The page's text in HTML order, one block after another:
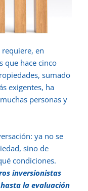
en
que hace cinco
sumado
exigentes, ha
personas y
ya no se
sino de
condiciones.
inversionistas
la evaluación